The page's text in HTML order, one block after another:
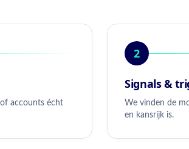
accounts écht
2
Signals &
We vinden de
en kansrijk is.